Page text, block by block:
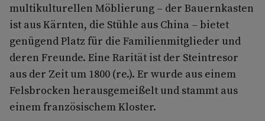
multikulturellen Möblierung – der Bauernkasten
ist aus Kärnten, die Stühle aus China – bietet
genügend Platz für die Familienmitglieder und
deren Freunde. Eine Rarität ist der Steintresor
aus der Zeit um 1800 (re.). Er wurde aus einem
Felsbrocken herausgemeißelt und stammt aus
einem französischem Kloster.